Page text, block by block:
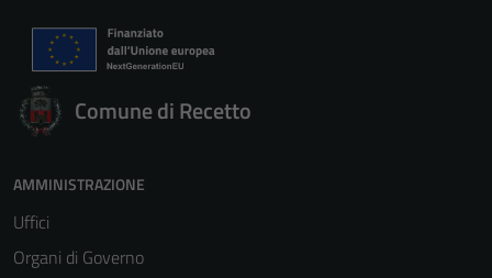
Comune di Recetto
AMMINISTRAZIONE
Uffici
Organi di Governo